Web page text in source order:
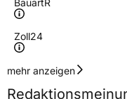
BauartR
Zoll24
Geschwindigkeitsindex
mehr anzeigen